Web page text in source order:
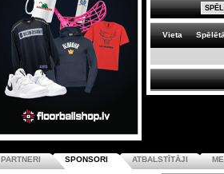
Vieta
PARTNERI SPONSORI ATBALSTĪTĀJI